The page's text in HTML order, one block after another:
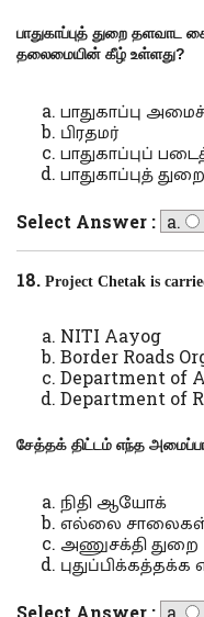
பாதுகாப்புத் துறை தளவாட
தலைமையின் கீழ் உள்ளது?
பாதுகாப்பு
பிரதமர்
பாதுகாப்புப்
பாதுகாப்புத்
Select Answer : a.
18.Project Chetak is
NITI Aayog
Border Roads
Department of
Department of
சேத்தக் திட்டம் எந்த
நிதி ஆயோக்
எல்லை
அணுசக்தி துறை
புதுப்பிக்கத்தக்க
Select Answer : a.